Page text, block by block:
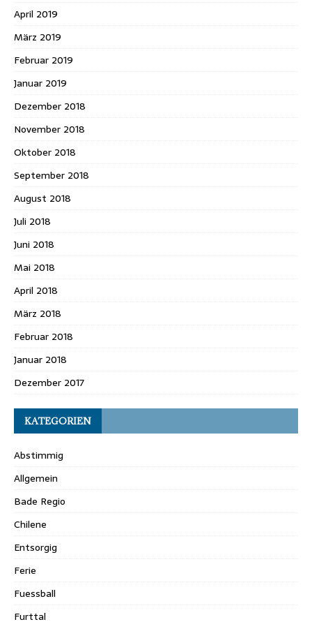
April 2019
März 2019
Februar 2019
Januar 2019
Dezember 2018
November 2018
Oktober 2018
September 2018
August 2018
Juli 2018
Juni 2018
Mai 2018
April 2018
März 2018
Februar 2018
Januar 2018
Dezember 2017
KATEGORIEN
Abstimmig
Allgemein
Bade Regio
Chilene
Entsorgig
Ferie
Fuessball
Furttal